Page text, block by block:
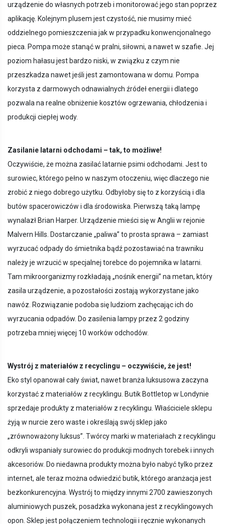
urządzenie do własnych potrzeb i monitorować jego stan poprzez
aplikację. Kolejnym plusem jest czystość, nie musimy mieć
oddzielnego pomieszczenia jak w przypadku konwencjonalnego
pieca. Pompa może stanąć w pralni, siłowni, a nawet w szafie. Jej
poziom hałasu jest bardzo niski, w związku z czym nie
przeszkadza nawet jeśli jest zamontowana w domu. Pompa
korzysta z darmowych odnawialnych źródeł energii i dlatego
pozwala na realne obniżenie kosztów ogrzewania, chłodzenia i
produkcji ciepłej wody.
Zasilanie latarni odchodami – tak, to możliwe!
Oczywiście, że można zasilać latarnie psimi odchodami. Jest to
surowiec, którego pełno w naszym otoczeniu, więc dlaczego nie
zrobić z niego dobrego użytku. Odbyłoby się to z korzyścią i dla
butów spacerowiczów i dla środowiska. Pierwszą taką lampę
wynalazł Brian Harper. Urządzenie mieści się w Anglii w rejonie
Malvern Hills. Dostarczanie „paliwa” to prosta sprawa – zamiast
wyrzucać odpady do śmietnika bądź pozostawiać na trawniku
należy je wrzucić w specjalnej torebce do pojemnika w latarni.
Tam mikroorganizmy rozkładają „nośnik energii” na metan, który
zasila urządzenie, a pozostałości zostają wykorzystane jako
nawóz. Rozwiązanie podoba się ludziom zachęcając ich do
wyrzucania odpadów. Do zasilenia lampy przez 2 godziny
potrzeba mniej więcej 10 worków odchodów.
Wystrój z materiałów z recyclingu – oczywiście, że jest!
Eko styl opanował cały świat, nawet branża luksusowa zaczyna
korzystać z materiałów z recyklingu. Butik Bottletop w Londynie
sprzedaje produkty z materiałów z recyklingu. Właściciele sklepu
żyją w nurcie zero waste i określają swój sklep jako
„zrównoważony luksus”. Twórcy marki w materiałach z recyklingu
odkryli wspaniały surowiec do produkcji modnych torebek i innych
akcesoriów. Do niedawna produkty można było nabyć tylko przez
internet, ale teraz można odwiedzić butik, którego aranżacja jest
bezkonkurencyjna. Wystrój to między innymi 2700 zawieszonych
aluminiowych puszek, posadzka wykonana jest z recyklingowych
opon. Sklep jest połączeniem technologii i ręcznie wykonanych